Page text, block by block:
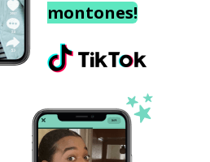
montones!